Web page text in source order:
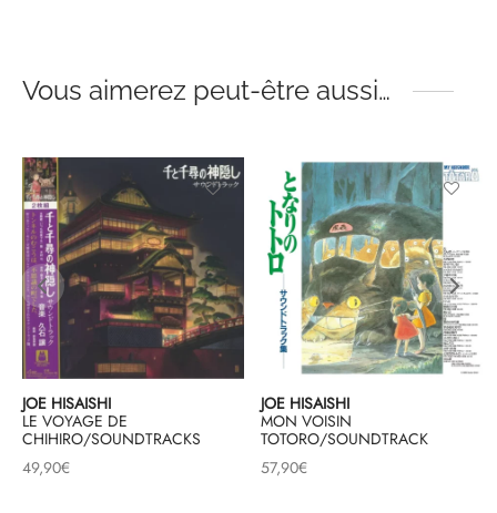
Vous aimerez peut-être aussi…
JOE HISAISHI
LE VOYAGE DE
CHIHIRO/SOUNDTRACKS
49,90€
JOE HISAISHI
MON VOISIN
TOTORO/SOUNDTRACK
57,90€